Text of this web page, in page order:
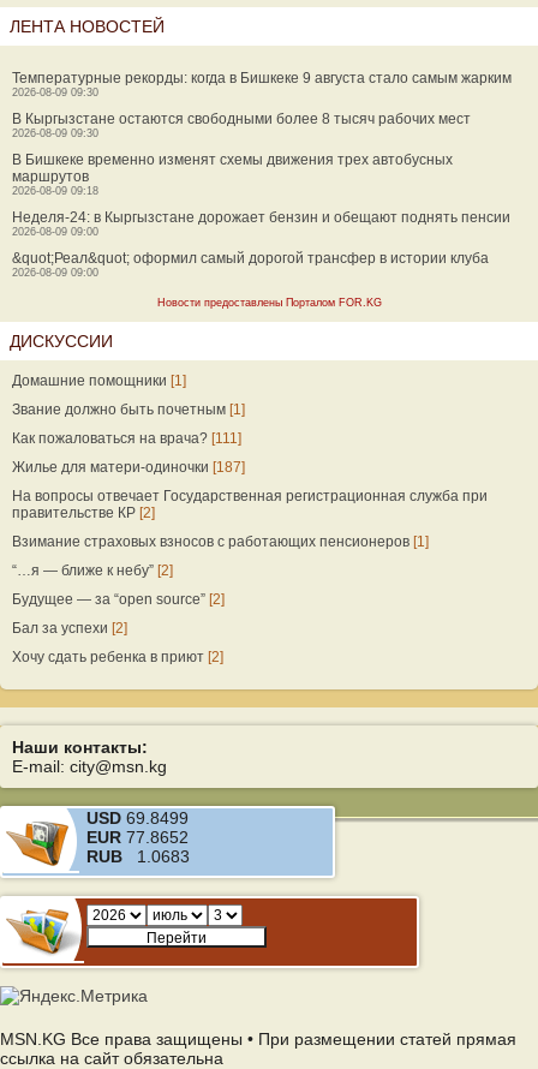
ЛЕНТА НОВОСТЕЙ
Температурные рекорды: когда в Бишкеке 9 августа стало самым жарким
2026-08-09 09:30
В Кыргызстане остаются свободными более 8 тысяч рабочих мест
2026-08-09 09:30
В Бишкеке временно изменят схемы движения трех автобусных
маршрутов
2026-08-09 09:18
Неделя-24: в Кыргызстане дорожает бензин и обещают поднять пенсии
2026-08-09 09:00
&quot;Реал&quot; оформил самый дорогой трансфер в истории клуба
2026-08-09 09:00
Новости предоставлены Порталом FOR.KG
ДИСКУССИИ
Домашние помощники [1]
Звание должно быть почетным [1]
Как пожаловаться на врача? [111]
Жилье для матери-одиночки [187]
На вопросы отвечает Государственная регистрационная служба при
правительстве КР [2]
Взимание страховых взносов с работающих пенсионеров [1]
“…я — ближе к небу” [2]
Будущее — за “open source” [2]
Бал за успехи [2]
Хочу сдать ребенка в приют [2]
Наши контакты:
E-mail: city@msn.kg
USD 69.8499
EUR 77.8652
RUB 1.0683
MSN.KG Все права защищены • При размещении статей прямая
ссылка на сайт обязательна